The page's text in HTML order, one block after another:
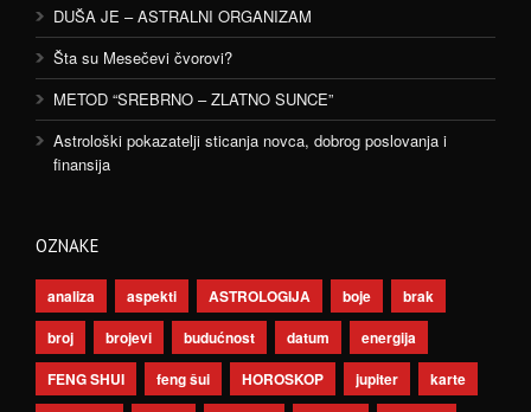
DUŠA JE – ASTRALNI ORGANIZAM
Šta su Mesečevi čvorovi?
METOD “SREBRNO – ZLATNO SUNCE”
Astrološki pokazatelji sticanja novca, dobrog poslovanja i
finansija
OZNAKE
analiza aspekti ASTROLOGIJA boje
brak
broj
brojevi budućnost datum
energija
FENG SHUI
feng šui HOROSKOP jupiter
karte